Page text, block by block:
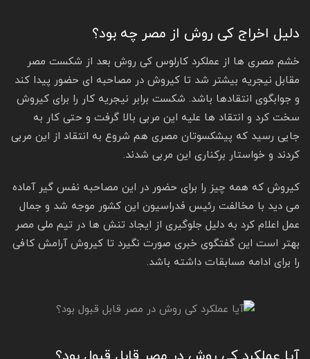
دلیل اخراج کی روش از مصر چه بود؟
خشم مصری ها از عملکرد کارلوس کی روش بعد از شکست مصر
مقابل نیجریه بیشتر شد تا کیروش در مصاحبه ای حضور پیدا کند
و جوابگوی انتقادها باشد. شکست برابر نیجریه کار را برای کیروش
سخت کرد و انتقاد ها علیه این مربی بالا گرفت و حتی کار به
جایی رسید که پیشکسوتان مصری هم شروع به انتقاد از این مربی
کردند و خواستار برکناری این مربی شدند.
کیروش که همه چیز را برای حضور در این مصاحبه نفس گیر آماده
می دید با مخالفت رئیس فدراسیون این کشور موجه شد و جمال
عمل اعلام کرد به دلیل جلوگیری از ایجاد تنش ها در تیم ملی مصر
بهتر است این گفتگوی خبری صورت نگیرد تا کیروش آرامش کافی
را برای ادامه مسابقات داشته باشد.